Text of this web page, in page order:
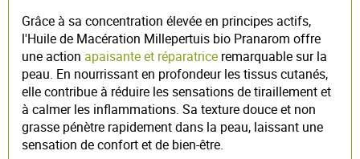
Grâce à sa concentration élevée en principes actifs,
l'Huile de Macération Millepertuis bio Pranarom offre
une action apaisante et réparatrice remarquable sur la
peau. En nourrissant en profondeur les tissus cutanés,
elle contribue à réduire les sensations de tiraillement et
à calmer les inflammations. Sa texture douce et non
grasse pénètre rapidement dans la peau, laissant une
sensation de confort et de bien-être.